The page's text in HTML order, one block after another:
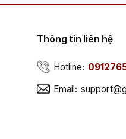
Thông tin liên hệ
Hotline:
Email: